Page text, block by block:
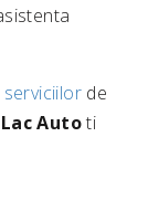
serviciilor de
Autoti